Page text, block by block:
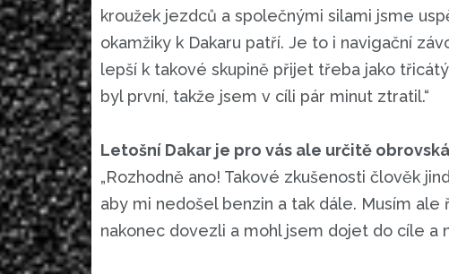
kroužek jezdců a společnými silami jsme
okamžiky k Dakaru patří. Je to i navigační
lepší k takové skupině přijet třeba jako
byl první, takže jsem v cíli pár minut ztratil.“
Letošní Dakar je pro vás ale určitě
„Rozhodně ano! Takové zkušenosti člověk
aby mi nedošel benzin a tak dále. Musím
nakonec dovezli a mohl jsem dojet do cíle a